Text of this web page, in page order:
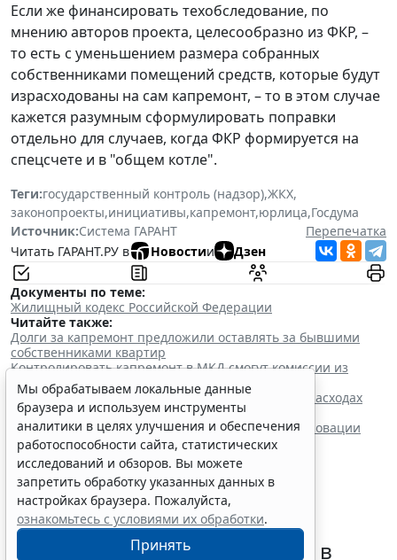
Если же финансировать техобследование, по
мнению авторов проекта, целесообразно из ФКР, –
то есть с уменьшением размера собранных
собственниками помещений средств, которые будут
израсходованы на сам капремонт, – то в этом случае
кажется разумным сформулировать поправки
отдельно для случаев, когда ФКР формируется на
спецсчете и в "общем котле".
Теги:государственный контроль (надзор),ЖКХ,
законопроекты,инициативы,капремонт,юрлица,Госдума
Источник:Система ГАРАНТ
Перепечатка
Читать ГАРАНТ.РУ в
Новостии Дзен
Документы по теме:
Жилищный кодекс Российской Федерации
Читайте также:
Долги за капремонт предложили оставлять за бывшими
собственниками квартир
Контролировать капремонт в МКД смогут комиссии из
собственников жилья
Взносы на капремонт в МКД можно признать в расходах
текущего года по факту уплаты
Владельцев нежилых помещений в домах по реновации
освободили от оплаты капремонта
Требования к контролю
реализации инвестпрограмм в
Мы обрабатываем локальные данные
браузера и используем инструменты
аналитики в целях улучшения и обеспечения
работоспособности сайта, статистических
исследований и обзоров. Вы можете
запретить обработку указанных данных в
настройках браузера. Пожалуйста,
ознакомьтесь с условиями их обработки.
Принять